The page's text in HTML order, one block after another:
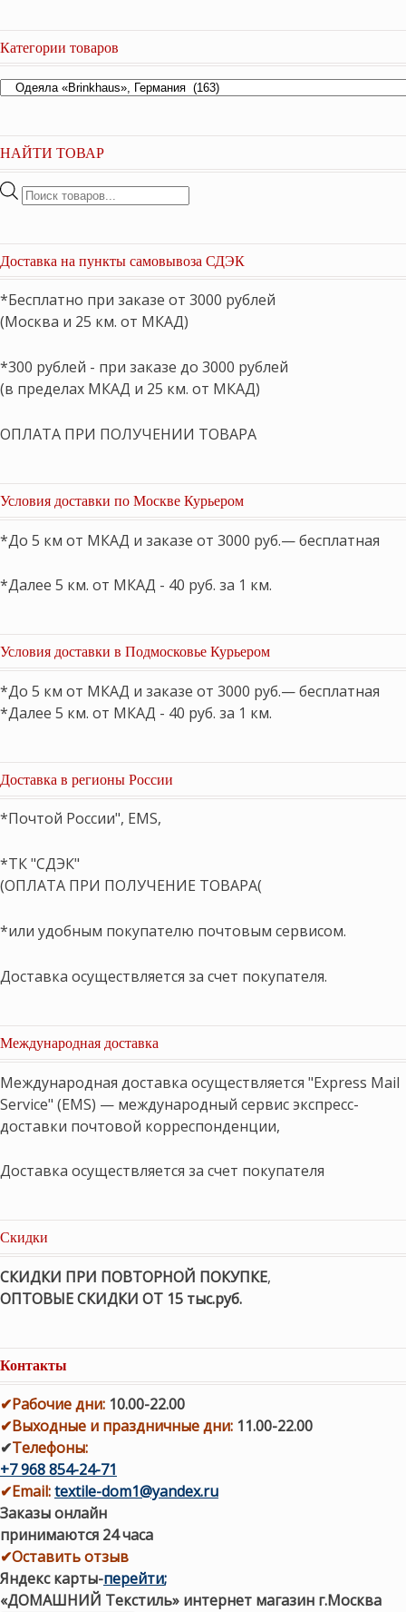
Категории товаров
НАЙТИ ТОВАР
Поиск
Доставка на пункты самовывоза СДЭК
*Бесплатно при заказе от 3000 рублей
(Москва и 25 км. от МКАД)
*300 рублей - при заказе до 3000 рублей
(в пределах МКАД и 25 км. от МКАД)
ОПЛАТА ПРИ ПОЛУЧЕНИИ ТОВАРА
Условия доставки по Москве Курьером
*До 5 км от МКАД и заказе от 3000 руб.— бесплатная
*Далее 5 км. от МКАД - 40 руб. за 1 км.
Условия доставки в Подмосковье Курьером
*До 5 км от МКАД и заказе от 3000 руб.— бесплатная
*Далее 5 км. от МКАД - 40 руб. за 1 км.
Доставка в регионы России
*Почтой России", EMS,
*ТК "СДЭК"
(ОПЛАТА ПРИ ПОЛУЧЕНИЕ ТОВАРА(
*или удобным покупателю почтовым сервисом.
Доставка осуществляется за счет покупателя.
Международная доставка
Международная доставка осуществляется "Express Mail
Service" (EMS) — международный сервис экспресс-
доставки почтовой корреспонденции,
Доставка осуществляется за счет покупателя
Скидки
СКИДКИ ПРИ ПОВТОРНОЙ ПОКУПКЕ,
ОПТОВЫЕ СКИДКИ ОТ 15 тыс.руб.
Контакты
✔Рабочие дни: 10.00-22.00
✔Выходные и праздничные дни: 11.00-22.00
✔Телефоны:
+7 968 854-24-71
✔Email:textile-dom1@yandex.ru
Заказы онлайн
принимаются 24 часа
✔Оставить отзыв
Яндекс карты-перейти;
«ДОМАШНИЙ Текстиль» интернет магазин г.Москва